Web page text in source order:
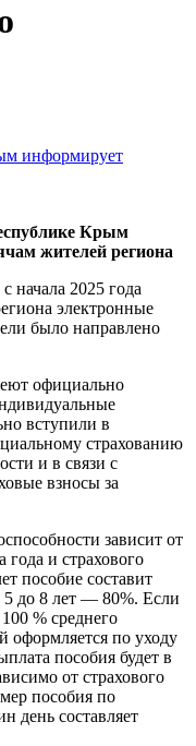
Крым
жителей региона
2025 года
электронные
было направлено
официально
вступили в
страхованию
и в связи с
взносы за
зависит от
года и страхового
пособие составит
5 до 8 лет — 80%. Если
% среднего
оформляется по уходу
пособия будет в
от страхового
пособия по
день составляет